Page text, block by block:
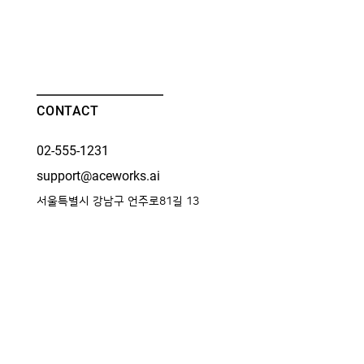
CONTACT
02-555-1231
support@aceworks.ai
서울특별시 강남구 언주로81길 13